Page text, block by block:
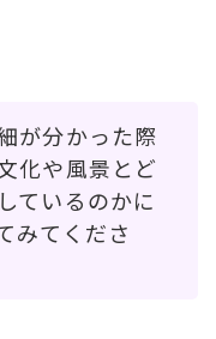
が分かった際
化や風景とど
ているのかに
みてくださ